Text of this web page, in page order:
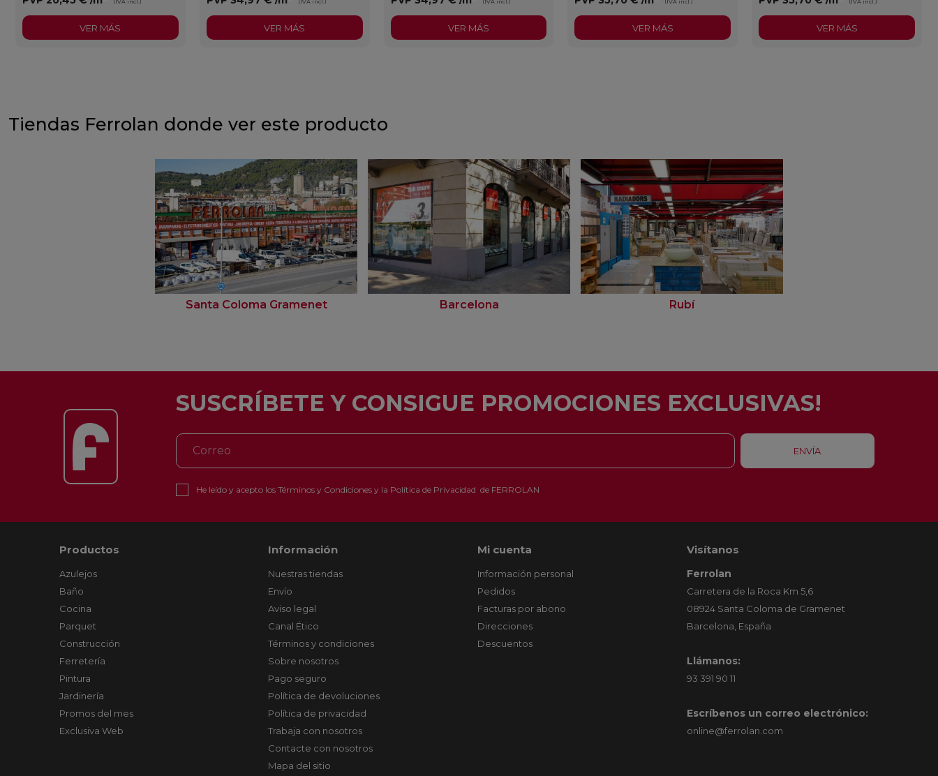
VER MÁS VER MÁS VER MÁS VER MÁS VER MÁS
Tiendas Ferrolan donde ver este producto
Santa Coloma Gramenet Barcelona Rubí
SUSCRÍBETE Y CONSIGUE PROMOCIONES EXCLUSIVAS!
He leído y acepto los Términos y Condicionesy la Política de Privacidad de FERROLAN
Productos
Azulejos
Baño
Cocina
Parquet
Construcción
Ferretería
Pintura
Jardinería
Promos del mes
Exclusiva Web
Información
Nuestras tiendas
Envío
Aviso legal
Canal Ético
Términos y condiciones
Sobre nosotros
Pago seguro
Política de devoluciones
Política de privacidad
Trabaja con nosotros
Contacte con nosotros
Mapa del sitio
Mi cuenta
Información personal
Pedidos
Facturas por abono
Direcciones
Descuentos
Visítanos
Ferrolan
Carretera de la Roca Km 5,6
08924 Santa Coloma de Gramenet
Barcelona, España
Llámanos:
93 391 90 11
Escríbenos un correo electrónico:
online@ferrolan.com